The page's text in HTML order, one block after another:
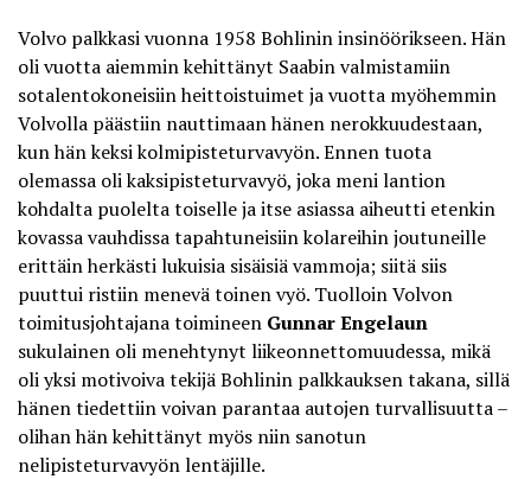
Volvo palkkasi vuonna 1958 Bohlinin insinöörikseen. Hän
oli vuotta aiemmin kehittänyt Saabin valmistamiin
sotalentokoneisiin heittoistuimet ja vuotta myöhemmin
Volvolla päästiin nauttimaan hänen nerokkuudestaan,
kun hän keksi kolmipisteturvavyön. Ennen tuota
olemassa oli kaksipisteturvavyö, joka meni lantion
kohdalta puolelta toiselle ja itse asiassa aiheutti etenkin
kovassa vauhdissa tapahtuneisiin kolareihin joutuneille
erittäin herkästi lukuisia sisäisiä vammoja; siitä siis
puuttui ristiin menevä toinen vyö. Tuolloin Volvon
toimitusjohtajana toimineen Gunnar Engelaun
sukulainen oli menehtynyt liikeonnettomuudessa, mikä
oli yksi motivoiva tekijä Bohlinin palkkauksen takana, sillä
hänen tiedettiin voivan parantaa autojen turvallisuutta –
olihan hän kehittänyt myös niin sanotun
nelipisteturvavyön lentäjille.